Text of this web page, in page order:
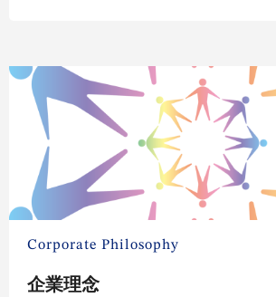
Corporate Philosophy
企業理念